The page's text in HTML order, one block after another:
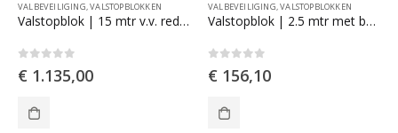
VALBEVEILIGING,VALSTOPBLOKKEN
Valstopblok | 15 mtr v.v. reddingslier
€ 1.135,00
VALBEVEILIGING,VALSTOPBLOKKEN
Valstopblok | 2.5 mtr met band
€ 156,10